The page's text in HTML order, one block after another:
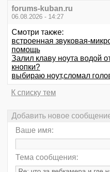
forums-kuban.ru
06.08.2026 - 14:27
Смотри также:
встроенная звуковая-
помощь
Залил клаву ноута водой
кнопки?
выбираю ноут,сломал
К списку тем
Добавить новое
Ваше имя:
Тема сообщения: